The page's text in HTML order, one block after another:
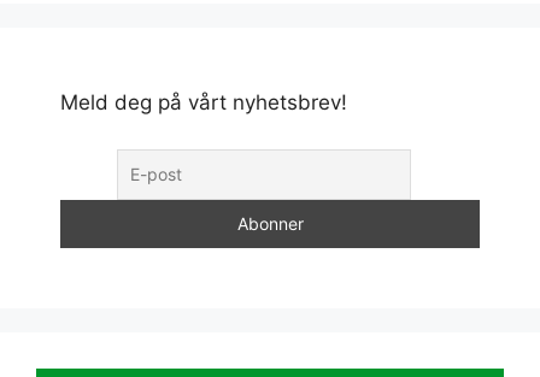
Meld deg på vårt nyhetsbrev!